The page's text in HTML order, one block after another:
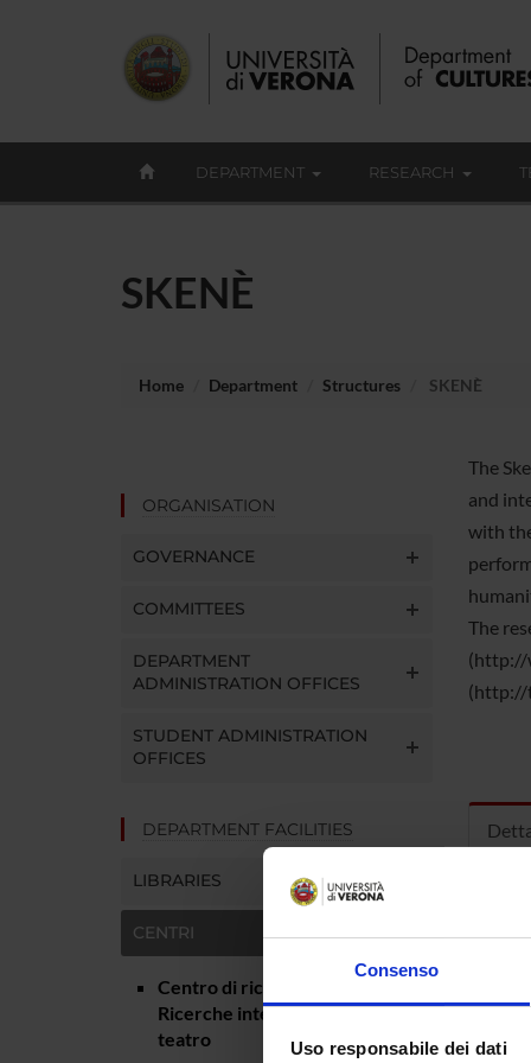
Consenso
Uso responsabile dei dati
DEPARTMENT RESEARCH
SKENÈ
Home Department Structures SKENÈ
ORGANISATION
GOVERNANCE
COMMITTEES
DEPARTMENT
ADMINISTRATION OFFICES
STUDENT ADMINISTRATION
OFFICES
DEPARTMENT FACILITIES
LIBRARIES
CENTRI
Centro di ricerca SKENÈ -
Ricerche interdisciplinari sul
teatro
The
and
with
The
(http://
(http://